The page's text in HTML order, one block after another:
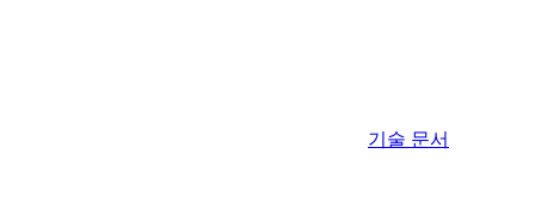
기술 문서